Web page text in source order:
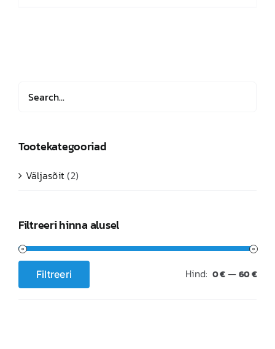
saab
Tootekategooriad
Väljasõit(2)
Filtreeri hinna alusel
Minimaalne
Maksimaalne
Filtreeri Hind: 0 €—60 €